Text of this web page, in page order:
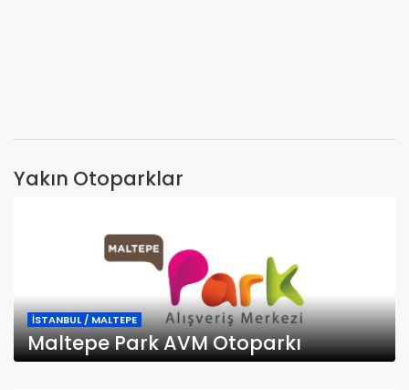
Yakın Otoparklar
İSTANBUL / MALTEPE
Maltepe Park AVM Otoparkı